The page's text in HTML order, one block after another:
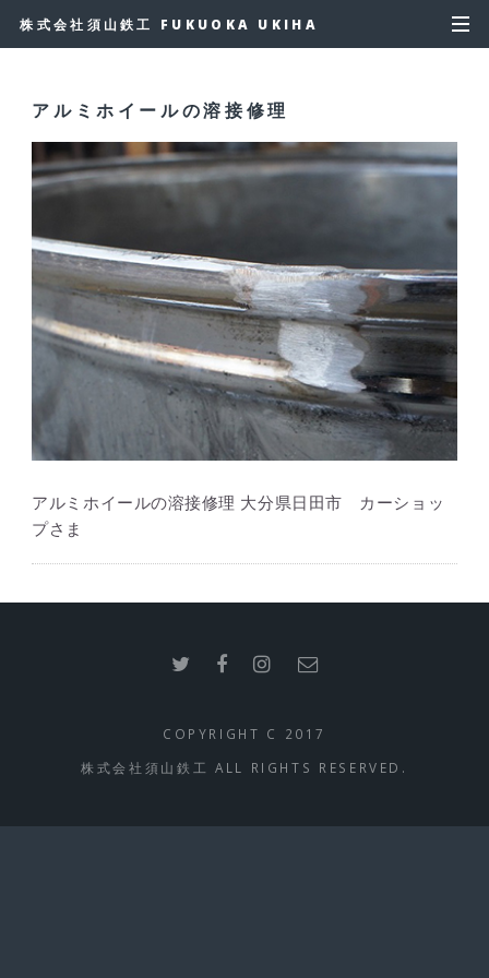
株式会社須山鉄工 FUKUOKA UKIHA
アルミホイールの溶接修理
アルミホイールの溶接修理 大分県日田市 カーショッ
プさま
COPYRIGHT C 2017
株式会社須山鉄工 ALL RIGHTS RESERVED.